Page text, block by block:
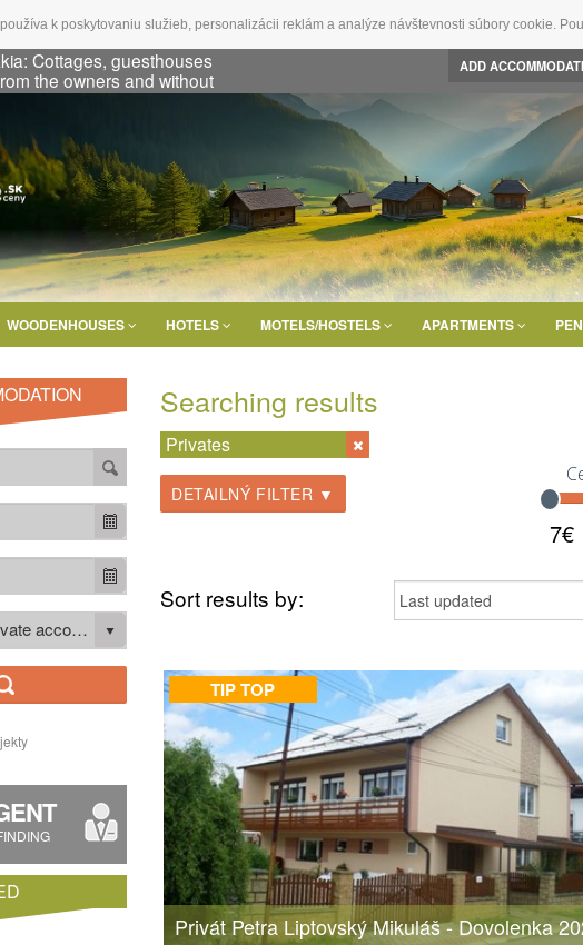
k poskytovaniu služieb, personalizácii reklám a analýze návštevnosti súbory cookie.
Cottages, guesthouses
the owners and without
ADD
WOODENHOUSES HOTELS MOTELS/HOSTELS APARTMENTS
Private accomodation
Searching results
Privates
DETAILNÝ FILTER ▼
7€
Sort results by:
TIP TOP
Privát Petra Liptovský Mikuláš - Dovolenka